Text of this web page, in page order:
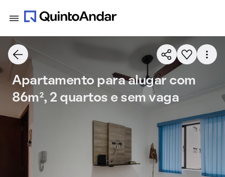
Apartamento para alugar com
86m², 2 quartos e sem vaga